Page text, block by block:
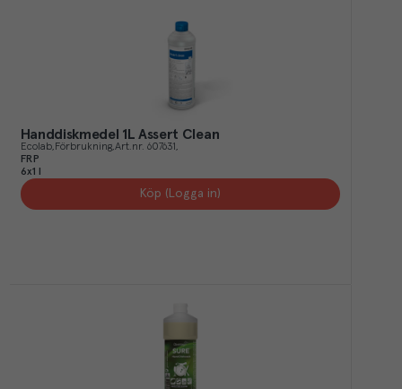
Handdiskmedel 1L Assert Clean
Ecolab Förbrukning Art.nr. 607631
FRP
6x1 l
Köp (Logga in)